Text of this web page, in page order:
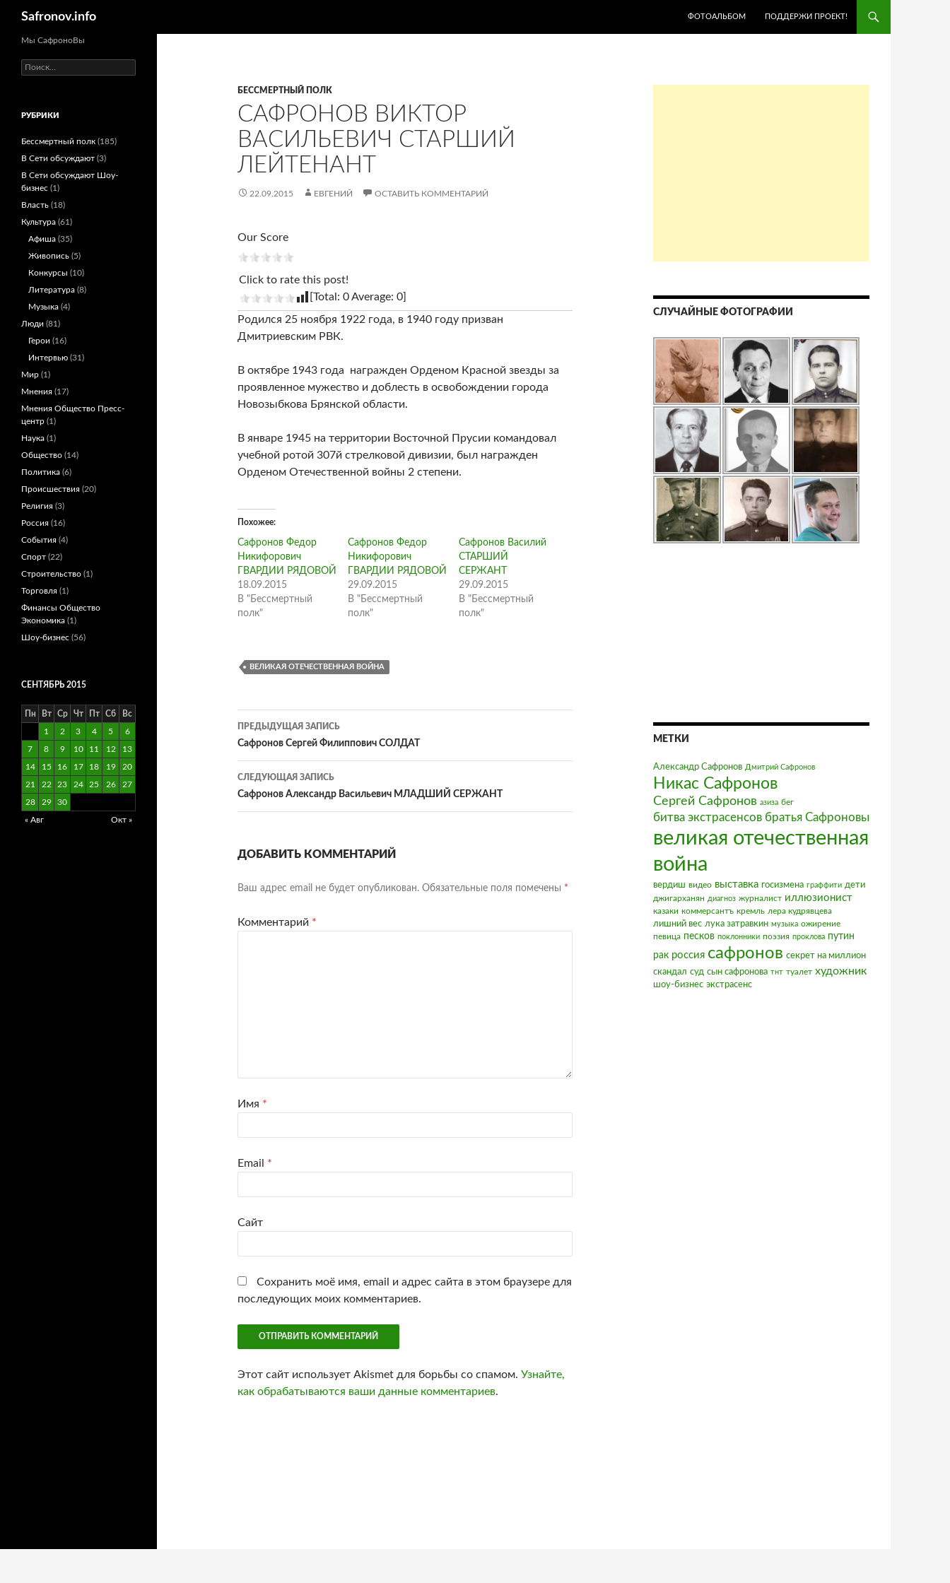
Safronov.info
ФОТОАЛЬБОМ
ПОДДЕРЖИ ПРОЕКТ!
БЕССМЕРТНЫЙ ПОЛК
САФРОНОВ ВИКТОР
ВАСИЛЬЕВИЧ СТАРШИЙ
ЛЕЙТЕНАНТ
22.09.2015 ЕВГЕНИЙ ОСТАВИТЬ КОММЕНТАРИЙ
Our Score
Click to rate this post!
[Total: 0Average: 0]
Родился 25 ноября 1922 года, в 1940 году призван
Дмитриевским РВК.
В октябре 1943 года награжден Орденом Красной звезды за
проявленное мужество и доблесть в освобождении города
Новозыбкова Брянской области.
В январе 1945 на территории Восточной Прусии командовал
учебной ротой 307й стрелковой дивизии, был награжден
Орденом Отечественной войны 2 степени.
Похожее
Сафронов Федор
Никифорович
ГВАРДИИ РЯДОВОЙ
18.09.2015
В "Бессмертный
полк"
Сафронов Федор
Никифорович
ГВАРДИИ РЯДОВОЙ
29.09.2015
В "Бессмертный
полк"
Сафронов Василий
СТАРШИЙ
СЕРЖАНТ
29.09.2015
В "Бессмертный
полк"
ВЕЛИКАЯ ОТЕЧЕСТВЕННАЯ ВОЙНА
Навигация
по
записям
ПРЕДЫДУЩАЯ ЗАПИСЬ
Сафронов Сергей Филиппович СОЛДАТ
СЛЕДУЮЩАЯ ЗАПИСЬ
Сафронов Александр Васильевич МЛАДШИЙ СЕРЖАНТ
ДОБАВИТЬ КОММЕНТАРИЙ
Ваш адрес email не будет опубликован. Обязательные поля помечены *
Комментарий *
Имя *
Email *
Сайт
Сохранить моё имя, email и адрес сайта в этом браузере для
последующих моих комментариев.
Этот сайт использует Akismet для борьбы со спамом. Узнайте,
как обрабатываются ваши данные комментариев.
СЛУЧАЙНЫЕ ФОТОГРАФИИ
МЕТКИ
Александр Сафронов Дмитрий Сафронов
Никас Сафронов
Сергей Сафронов азиза бег
битва экстрасенсов братья Сафроновы
великая отечественная
война
вердиш видео выставка госизмена граффити дети
джигарханян диагноз журналист иллюзионист
казаки коммерсантъ кремль лера кудрявцева
лишний вес лука затравкин музыка ожирение
певица песков поклонники поэзия проклова путин
рак россия сафронов секрет на миллион
скандал суд сын сафронова тнт туалет художник
шоу-бизнес экстрасенс
Мы СафроноВы
Найти:
РУБРИКИ
Бессмертный полк (185)
В Сети обсуждают (3)
В Сети обсуждают Шоу-
бизнес (1)
Власть (18)
Культура (61)
Афиша (35)
Живопись (5)
Конкурсы (10)
Литература (8)
Музыка (4)
Люди (81)
Герои (16)
Интервью (31)
Мир (1)
Мнения (17)
Мнения Общество Пресс-
центр (1)
Наука (1)
Общество (14)
Политика (6)
Происшествия (20)
Религия (3)
Россия (16)
События (4)
Спорт (22)
Строительство (1)
Торговля (1)
Финансы Общество
Экономика (1)
Шоу-бизнес (56)
СЕНТЯБРЬ 2015
Пн Вт Ср Чт Пт Сб Вс
1 2 3 4 5 6
7 8 9 10 11 12 13
14 15 16 17 18 19 20
21 22 23 24 25 26 27
28 29 30
« Авг Окт »